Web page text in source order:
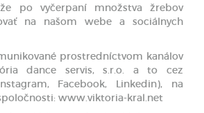
po vyčerpaní množstva žrebov
na našom webe a sociálnych
prostredníctvom kanálov
dance servis, s.r.o. a to cez
Facebook, Linkedin), na
www.viktoria-kral.net